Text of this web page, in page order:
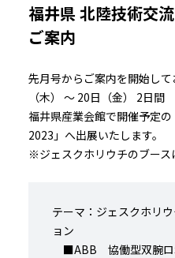
福井県 北陸技術交
ご案内
先月号からご案内を開始し
（木） ～ 20日（金） 2日間
福井県産業会館で開催予定
2023」へ出展いたします。
※ジェスクホリウチのブース
テーマ：ジェスクホリ
ョン
■ABB 協働型双腕ロ